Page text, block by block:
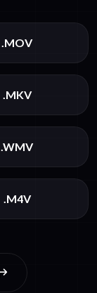
.MOV
.MKV
.WMV
.M4V